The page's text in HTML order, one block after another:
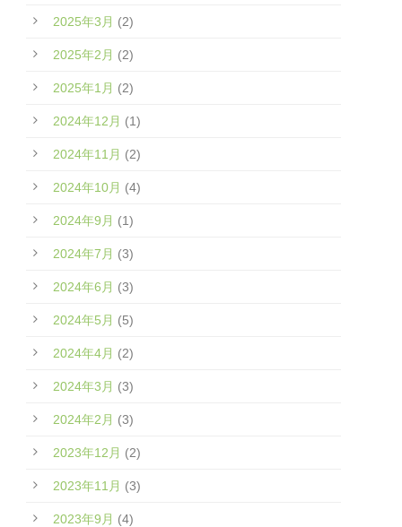
2025年3月 (2)
2025年2月 (2)
2025年1月 (2)
2024年12月 (1)
2024年11月 (2)
2024年10月 (4)
2024年9月 (1)
2024年7月 (3)
2024年6月 (3)
2024年5月 (5)
2024年4月 (2)
2024年3月 (3)
2024年2月 (3)
2023年12月 (2)
2023年11月 (3)
2023年9月 (4)